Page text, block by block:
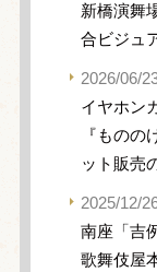
新橋演舞
合ビジュ
2026/06/
イヤホン
『もの
ット販売
2025/12/
南座「吉
歌舞伎屋